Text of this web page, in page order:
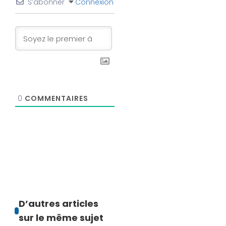
0 COMMENTAIRES
D’autres articles
sur le même sujet